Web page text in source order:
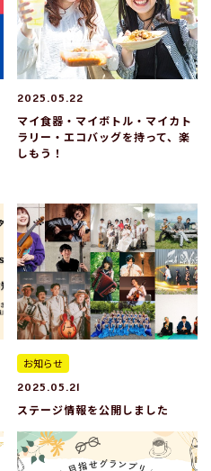
2025.05.22
マイ食器・マイボトル・マイカト
ラリー・エコバッグを持って、楽
しもう！
お知らせ
2025.05.21
ステージ情報を公開しました